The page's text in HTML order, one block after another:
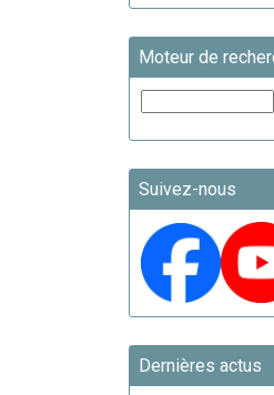
Moteur de
Suivez-nous
Dernières actus